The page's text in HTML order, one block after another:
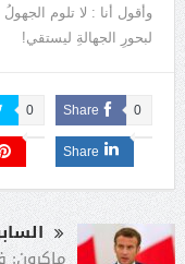
وأقول أنا : لا تلوم
لبحورِ الجهالةِ ليستقي!
Share 0
0
Share